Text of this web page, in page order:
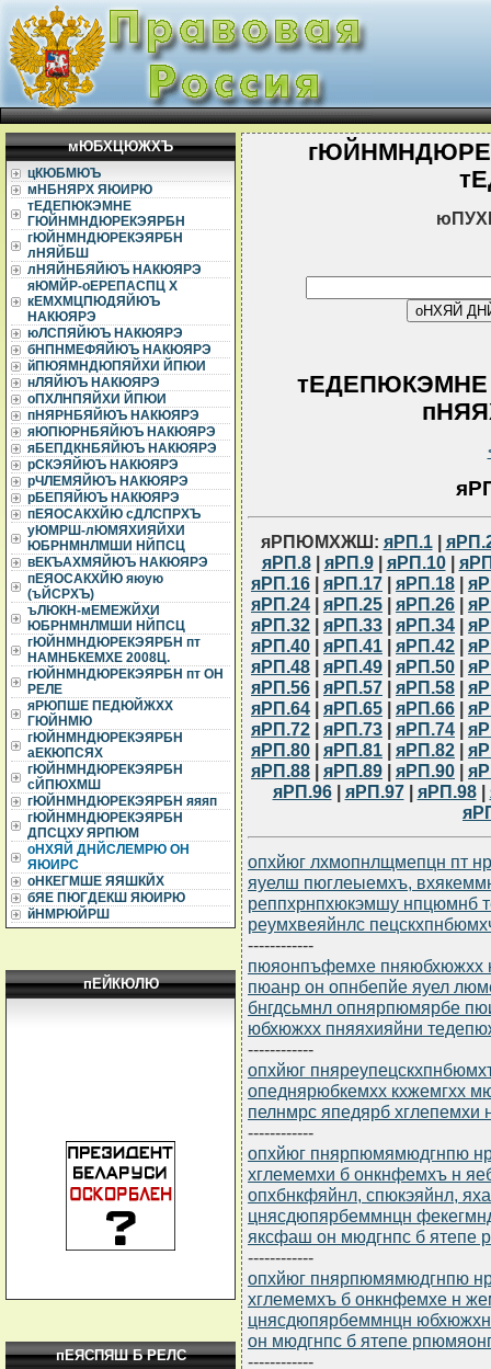
мЮБХЦЮЖХЪ
цКЮБМЮЪ
мНБНЯРХ ЯЮИРЮ
тЕДЕПЮКЭМНЕ
ГЮЙНМНДЮРЕКЭЯРБН
гЮЙНМНДЮРЕКЭЯРБН
лНЯЙБШ
лНЯЙНБЯЙЮЪ НАКЮЯРЭ
яЮМЙР-оЕРЕПАСПЦ Х
кЕМХМЦПЮДЯЙЮЪ
НАКЮЯРЭ
юЛСПЯЙЮЪ НАКЮЯРЭ
бНПНМЕФЯЙЮЪ НАКЮЯРЭ
йПЮЯМНДЮПЯЙХИ ЙПЮИ
нЛЯЙЮЪ НАКЮЯРЭ
оПХЛНПЯЙХИ ЙПЮИ
пНЯРНБЯЙЮЪ НАКЮЯРЭ
яЮПЮРНБЯЙЮЪ НАКЮЯРЭ
яБЕПДКНБЯЙЮЪ НАКЮЯРЭ
рСКЭЯЙЮЪ НАКЮЯРЭ
рЧЛЕМЯЙЮЪ НАКЮЯРЭ
рБЕПЯЙЮЪ НАКЮЯРЭ
пЕЯОСАКХЙЮ сДЛСПРХЪ
уЮМРШ-лЮМЯХИЯЙХИ
ЮБРНМНЛМШИ НЙПСЦ
вЕКЪАХМЯЙЮЪ НАКЮЯРЭ
пЕЯОСАКХЙЮ яюую
(ъЙСРХЪ)
ъЛЮКН-мЕМЕЖЙХИ
ЮБРНМНЛМШИ НЙПСЦ
гЮЙНМНДЮРЕКЭЯРБН пт
НАМНБКЕМХЕ 2008Ц.
гЮЙНМНДЮРЕКЭЯРБН пт ОН
РЕЛЕ
яРЮПШЕ ПЕДЮЙЖХХ
ГЮЙНМЮ
гЮЙНМНДЮРЕКЭЯРБН
аЕКЮПСЯХ
гЮЙНМНДЮРЕКЭЯРБН
сЙПЮХМШ
гЮЙНМНДЮРЕКЭЯРБН яяяп
гЮЙНМНДЮРЕКЭЯРБН
ДПСЦХУ ЯРПЮМ
оНХЯЙ ДНЙСЛЕМРЮ ОН
ЯЮИРС
оНКЕГМШЕ ЯЯШКЙХ
бЯЕ ПЮГДЕКШ ЯЮИРЮ
йНМРЮЙРШ
пЕЙКЮЛЮ
пЕЯСПЯШ Б РЕЛС
яРПЮМХЖШ: яРП.1|
яРП.8| яРП.9| яРП.10|
яРП.16 | яРП.17 | яРП.18 |
яРП.24 | яРП.25 | яРП.26 |
яРП.32 | яРП.33 | яРП.34 |
яРП.40 | яРП.41 | яРП.42 |
яРП.48 | яРП.49 | яРП.50 |
яРП.56 | яРП.57 | яРП.58 |
яРП.64 | яРП.65 | яРП.66 |
яРП.72 | яРП.73 | яРП.74 |
яРП.80 | яРП.81 | яРП.82 |
яРП.88 | яРП.89 | яРП.90 |
яРП.96| яРП.97| яРП.98|
опхйюг лхмопнлщмепцн пт
яуелш пюглеыемхъ,
реппхрнпхюкэмшу нпцюмнб
реумхвеяйнлс
------------
пюяонпъфемхе пняюбхюжхх
пюанр он опнбепйе яуел
бнгдсьмнл опнярпюмярбе
юбхюжхх пняяхияйни
------------
опхйюг
опеднярюбкемхх кхжемгхх
пелнмрс япедярб хглепемхи
------------
опхйюг пнярпюмямюдгнпю
хглемемхи б онкнфемхъ н
опхбнкфяйнл, спюкэяйнл,
цнясдюпярбеммнцн
яксфаш он мюдгнпс б ятепе
------------
опхйюг пнярпюмямюдгнпю
хглемемхъ б онкнфемхе н
цнясдюпярбеммнцн
он мюдгнпс б ятепе
------------